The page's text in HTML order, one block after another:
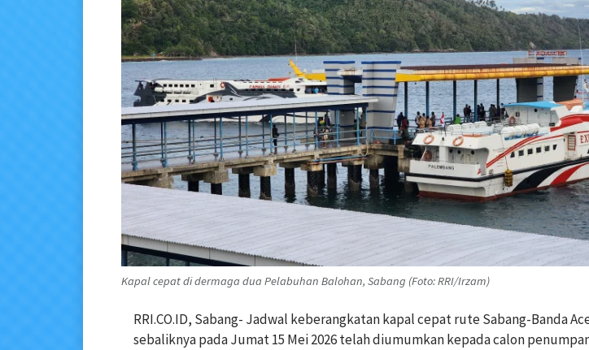
Kapal cepat di dermaga dua Pelabuhan Balohan, Sabang (Foto: RRI/Irzam)
RRI.CO.ID, Sabang- Jadwal keberangkatan kapal cepat rute Sabang-Banda
sebaliknya pada Jumat 15 Mei 2026 telah diumumkan kepada calon